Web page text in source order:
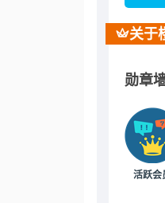
关于
勋章
活跃会